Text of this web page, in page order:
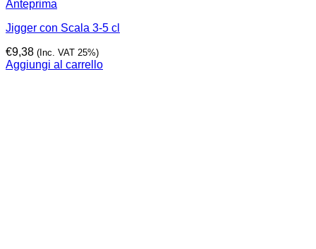
Anteprima
Jigger con Scala 3-5 cl
€9,38 (Inc. VAT 25%)
Aggiungi al carrello